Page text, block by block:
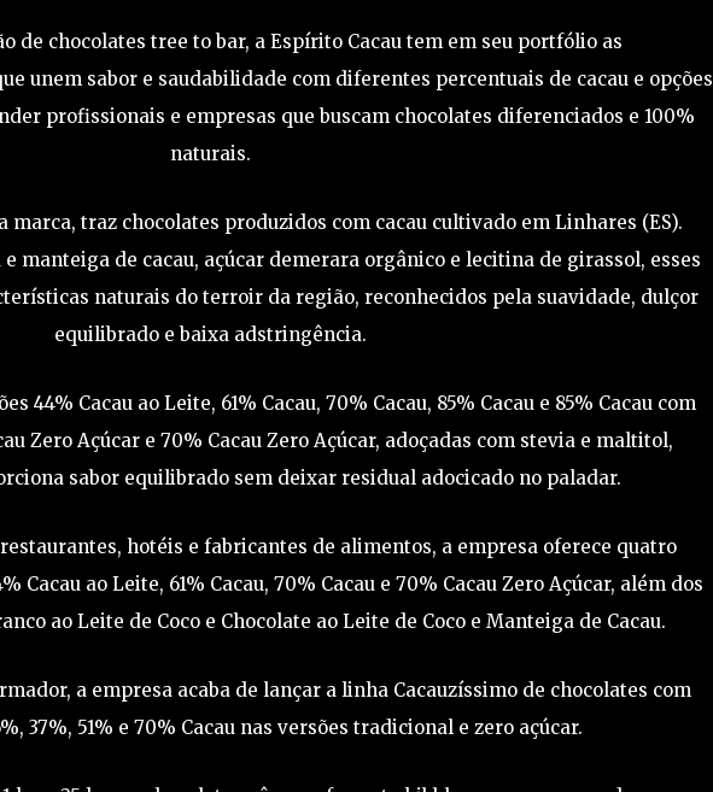
de chocolates tree to bar, a Espírito Cacau tem em seu portfólio as
unem sabor e saudabilidade com diferentes percentuais de cacau e opções
profissionais e empresas que buscam chocolates diferenciados e 100%
naturais.
marca, traz chocolates produzidos com cacau cultivado em Linhares (ES).
manteiga de cacau, açúcar demerara orgânico e lecitina de girassol, esses
naturais do terroir da região, reconhecidos pela suavidade, dulçor
equilibrado e baixa adstringência.
44% Cacau ao Leite, 61% Cacau, 70% Cacau, 85% Cacau e 85% Cacau com
Zero Açúcar e 70% Cacau Zero Açúcar, adoçadas com stevia e maltitol,
sabor equilibrado sem deixar residual adocicado no paladar.
hotéis e fabricantes de alimentos, a empresa oferece quatro
Cacau ao Leite, 61% Cacau, 70% Cacau e 70% Cacau Zero Açúcar, além dos
ao Leite de Coco e Chocolate ao Leite de Coco e Manteiga de Cacau.
a empresa acaba de lançar a linha Cacauzíssimo de chocolates com
37%, 51% e 70% Cacau nas versões tradicional e zero açúcar.